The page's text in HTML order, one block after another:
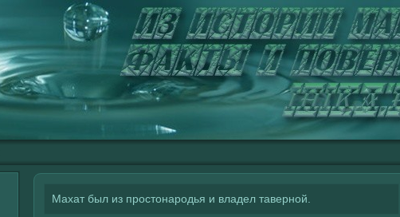
Махат был из простонародья и владел таверной.